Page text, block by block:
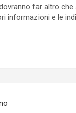
far altro che
informazioni e le